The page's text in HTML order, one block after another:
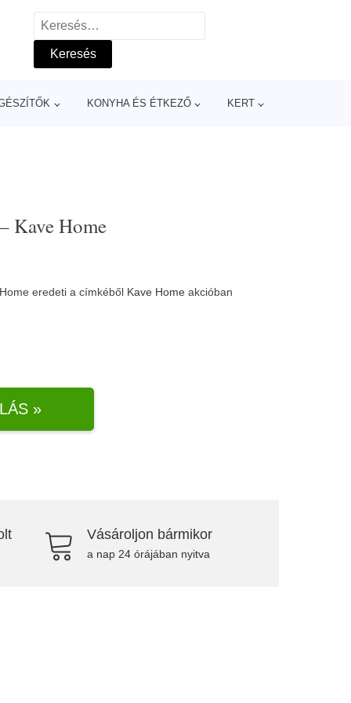
Keresés:
KONYHA ÉS ÉTKEZŐ KERT
Kave Home
eredeti a címkéből Kave Home akcióban
»
Vásároljon bármikor
a nap 24 órájában nyitva